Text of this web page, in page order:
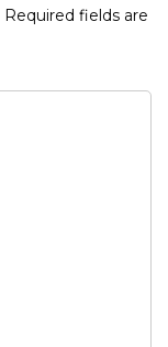
Required fields are